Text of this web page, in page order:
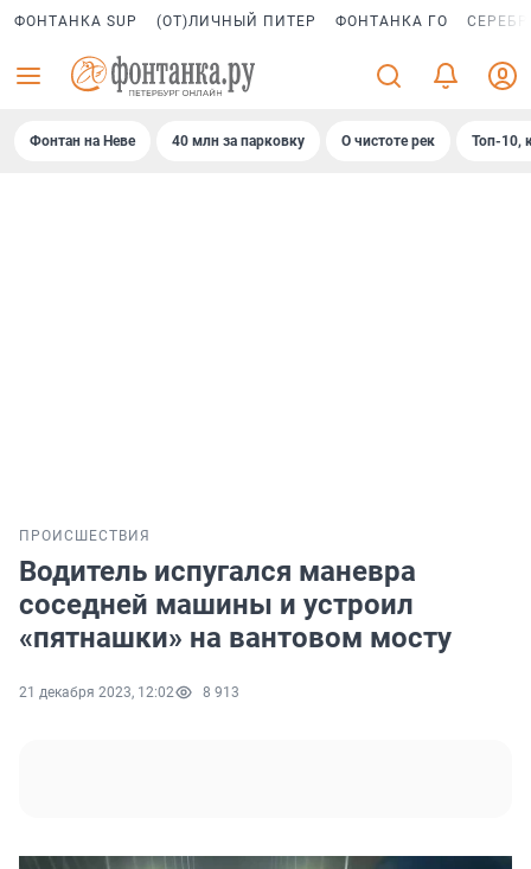
ФОНТАНКА SUP (ОТ)ЛИЧНЫЙ ПИТЕР ФОНТАНКА ГО
Фонтан на Неве 40 млн за парковку О чистоте рек Топ-10,
ПРОИСШЕСТВИЯ
Водитель испугался маневра
соседней машины и устроил
«пятнашки» на вантовом мосту
21 декабря 2023, 12:02 8 913